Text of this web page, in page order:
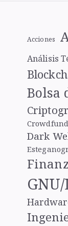
Acciones
Análisis
Bolsa
Dark